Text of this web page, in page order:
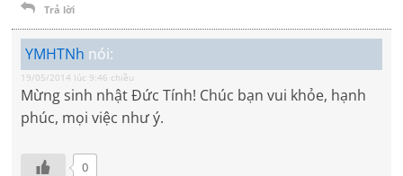
Trả lời
YMHTNh nói:
19/05/2014 lúc 9:46 chiều
Mừng sinh nhật Đức Tính! Chúc bạn vui khỏe, hạnh
phúc, mọi việc như ý.
0